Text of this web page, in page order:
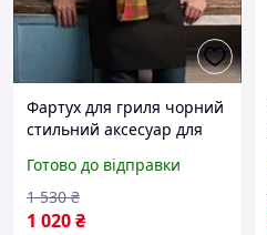
Фартух для гриля чорний
стильний аксесуар для
від забруднень FLAME
Готово до відправки
1 020₴
1 530 ₴